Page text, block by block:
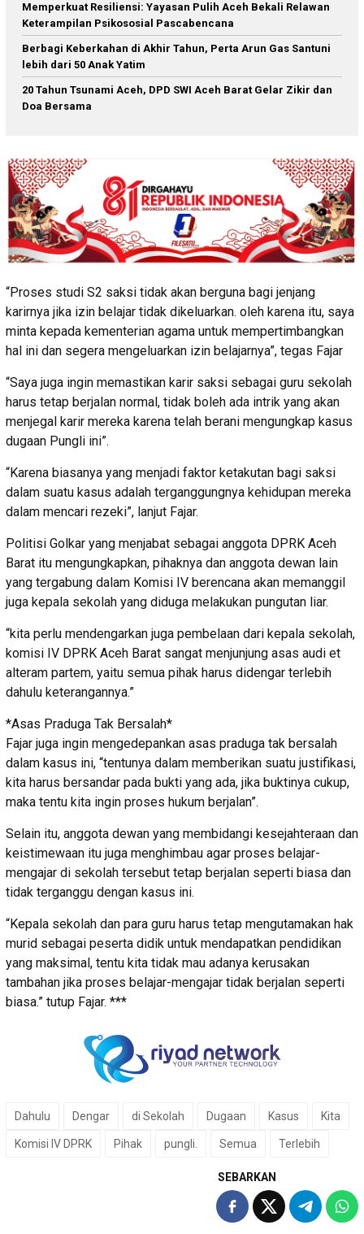
Memperkuat Resiliensi: Yayasan Pulih Aceh Bekali Relawan
Keterampilan Psikososial Pascabencana
Berbagi Keberkahan di Akhir Tahun, Perta Arun Gas Santuni
lebih dari 50 Anak Yatim
20 Tahun Tsunami Aceh, DPD SWI Aceh Barat Gelar Zikir dan
Doa Bersama
“Proses studi S2 saksi tidak akan berguna bagi jenjang
karirnya jika izin belajar tidak dikeluarkan. oleh karena itu, saya
minta kepada kementerian agama untuk mempertimbangkan
hal ini dan segera mengeluarkan izin belajarnya”, tegas Fajar
“Saya juga ingin memastikan karir saksi sebagai guru sekolah
harus tetap berjalan normal, tidak boleh ada intrik yang akan
menjegal karir mereka karena telah berani mengungkap kasus
dugaan Pungli ini”.
“Karena biasanya yang menjadi faktor ketakutan bagi saksi
dalam suatu kasus adalah terganggungnya kehidupan mereka
dalam mencari rezeki”, lanjut Fajar.
Politisi Golkar yang menjabat sebagai anggota DPRK Aceh
Barat itu mengungkapkan, pihaknya dan anggota dewan lain
yang tergabung dalam Komisi IV berencana akan memanggil
juga kepala sekolah yang diduga melakukan pungutan liar.
“kita perlu mendengarkan juga pembelaan dari kepala sekolah,
komisi IV DPRK Aceh Barat sangat menjunjung asas audi et
alteram partem, yaitu semua pihak harus didengar terlebih
dahulu keterangannya.”
*Asas Praduga Tak Bersalah*
Fajar juga ingin mengedepankan asas praduga tak bersalah
dalam kasus ini, “tentunya dalam memberikan suatu justifikasi,
kita harus bersandar pada bukti yang ada, jika buktinya cukup,
maka tentu kita ingin proses hukum berjalan”.
Selain itu, anggota dewan yang membidangi kesejahteraan dan
keistimewaan itu juga menghimbau agar proses belajar-
mengajar di sekolah tersebut tetap berjalan seperti biasa dan
tidak terganggu dengan kasus ini.
“Kepala sekolah dan para guru harus tetap mengutamakan hak
murid sebagai peserta didik untuk mendapatkan pendidikan
yang maksimal, tentu kita tidak mau adanya kerusakan
tambahan jika proses belajar-mengajar tidak berjalan seperti
biasa.” tutup Fajar. ***
Dahulu Dengar di Sekolah Dugaan Kasus Kita
Komisi IV DPRK Pihak pungli. Semua Terlebih
SEBARKAN